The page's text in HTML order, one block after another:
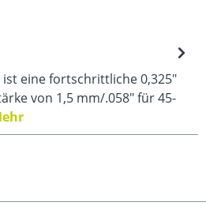
ist eine fortschrittliche 0,325"
von 1,5 mm/.058" für 45-